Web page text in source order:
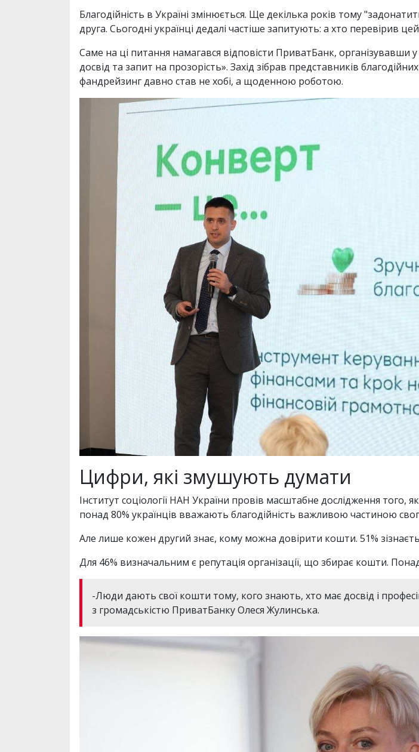
Благодійність в Україні змінюється. Ще декілька років тому
друга. Сьогодні українці дедалі частіше запитують: а хто перевірив
Саме на ці питання намагався відповісти ПриватБанк, організувавши
досвід та запит на прозорість». Захід зібрав представників
фандрейзинг давно став не хобі, а щоденною роботою.
Цифри, які змушують думати
Інститут соціології НАН України провів масштабне дослідження того,
понад 80% українців вважають благодійність важливою частиною
Але лише кожен другий знає, кому можна довірити кошти. 51%
Для 46% визначальним є репутація організації, що збирає кошти.
-Люди дають свої кошти тому, кого знають, хто має досвід і
з громадськістю ПриватБанку Олеся Жулинська.